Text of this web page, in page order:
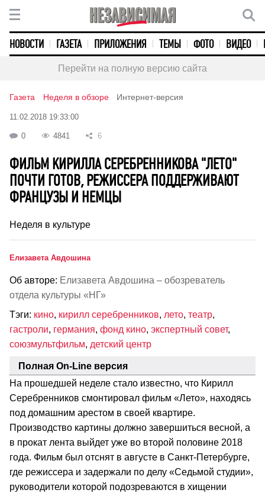
НОВОСТИ ГАЗЕТА ПРИЛОЖЕНИЯ ТЕМЫ ФОТО ВИДЕО
Перейти на полную версию сайта
Газета Неделя в обзоре Интернет-версия
11.02.2018 19:33:00
0 4841 6
ФИЛЬМ КИРИЛЛА СЕРЕБРЕННИКОВА "ЛЕТО"
ПОЧТИ ГОТОВ, РЕЖИССЕРА ПОДДЕРЖИВАЮТ
ФРАНЦУЗЫ И НЕМЦЫ
Неделя в культуре
Елизавета Авдошина
Об авторе: Елизавета Авдошина – обозреватель
отдела культуры «НГ»
Тэги: кино, кирилл серебренников, лето, театр,
гастроли, германия, фонд кино, экспертный совет,
союзмультфильм, детский центр
Полная On-Line версия
На прошедшей неделе стало известно, что Кирилл
Серебренников смонтировал фильм «Лето», находясь
под домашним арестом в своей квартире.
Производство картины должно завершиться весной, а
в прокат лента выйдет уже во второй половине 2018
года. Фильм был отснят в августе в Санкт-Петербурге,
где режиссера и задержали по делу «Седьмой студии»,
руководители которой подозреваются в хищении